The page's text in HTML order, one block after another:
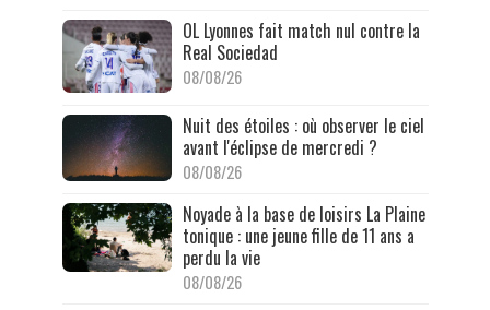
OL Lyonnes fait match nul contre la
Real Sociedad
08/08/26
Nuit des étoiles : où observer le ciel
avant l'éclipse de mercredi ?
08/08/26
Noyade à la base de loisirs La Plaine
tonique : une jeune fille de 11 ans a
perdu la vie
08/08/26